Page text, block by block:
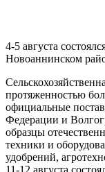
4-5 августа
Новоаннинском
протяженностью
официальные
Федерации и
образцы
техники и
удобрений,
11-12 августа